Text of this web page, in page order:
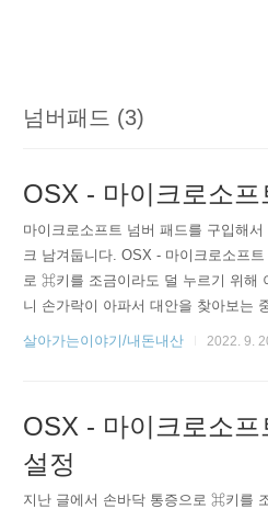
넘버패드 (3)
OSX - 마이크로소프
마이크로소프트 넘버 패드를 구입해
크 남겨둡니다. OSX - 마이크로소프
로 ⌘키를 조금이라도 덜 누르기 위해
니 손가락이 아파서 대안을 찾아보는
다. 쿠팡 구매 링크: https://
살아가는이야기/내돈내산 2022. 9.
OSX - 마이크로소
설정
지난 글에서 손바닥 통증으로 ⌘키를